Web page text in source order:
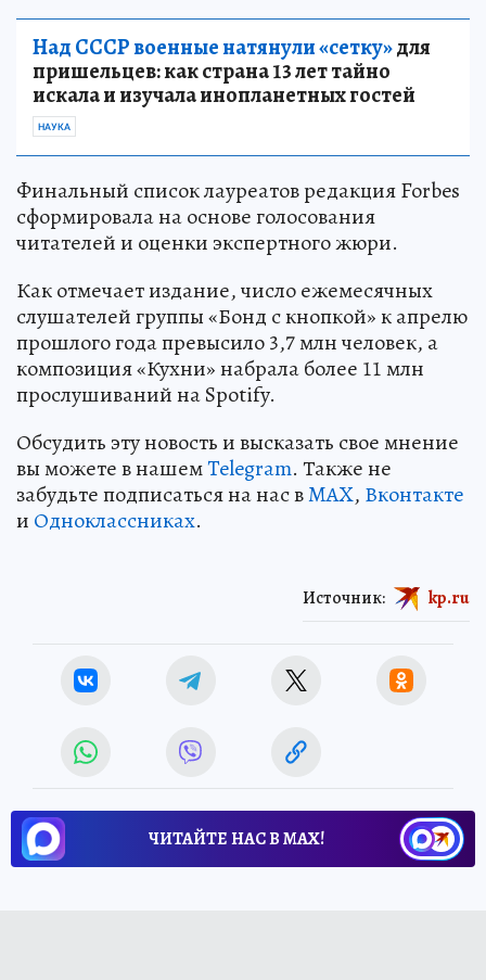
Над СССР военные натянули «сетку»для
пришельцев: как страна 13 лет тайно
искала и изучала инопланетных гостей
НАУКА
Финальный список лауреатов редакция Forbes
сформировала на основе голосования
читателей и оценки экспертного жюри.
Как отмечает издание, число ежемесячных
слушателей группы «Бонд с кнопкой» к апрелю
прошлого года превысило 3,7 млн человек, а
композиция «Кухни» набрала более 11 млн
прослушиваний на Spotify.
Обсудить эту новость и высказать свое мнение
вы можете в нашемTelegram. Также не
забудьте подписаться на нас вMAX, Вконтакте
и Одноклассниках.
Источник: kp.ru
ЧИТАЙТЕ НАС В МАХ!